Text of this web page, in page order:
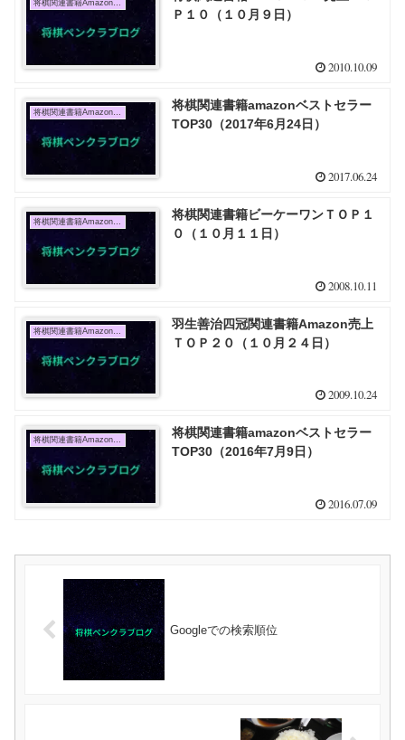
Ｐ１０（１０月９日）
2010.10.09
将棋関連書籍amazonベストセラー
TOP30（2017年6月24日）
2017.06.24
将棋関連書籍ビーケーワンＴＯＰ１
０（１０月１１日）
2008.10.11
羽生善治四冠関連書籍Amazon売上
ＴＯＰ２０（１０月２４日）
2009.10.24
将棋関連書籍Amazon売上TOP10
将棋関連書籍amazonベストセラー
TOP30（2016年7月9日）
2016.07.09
Googleでの検索順位